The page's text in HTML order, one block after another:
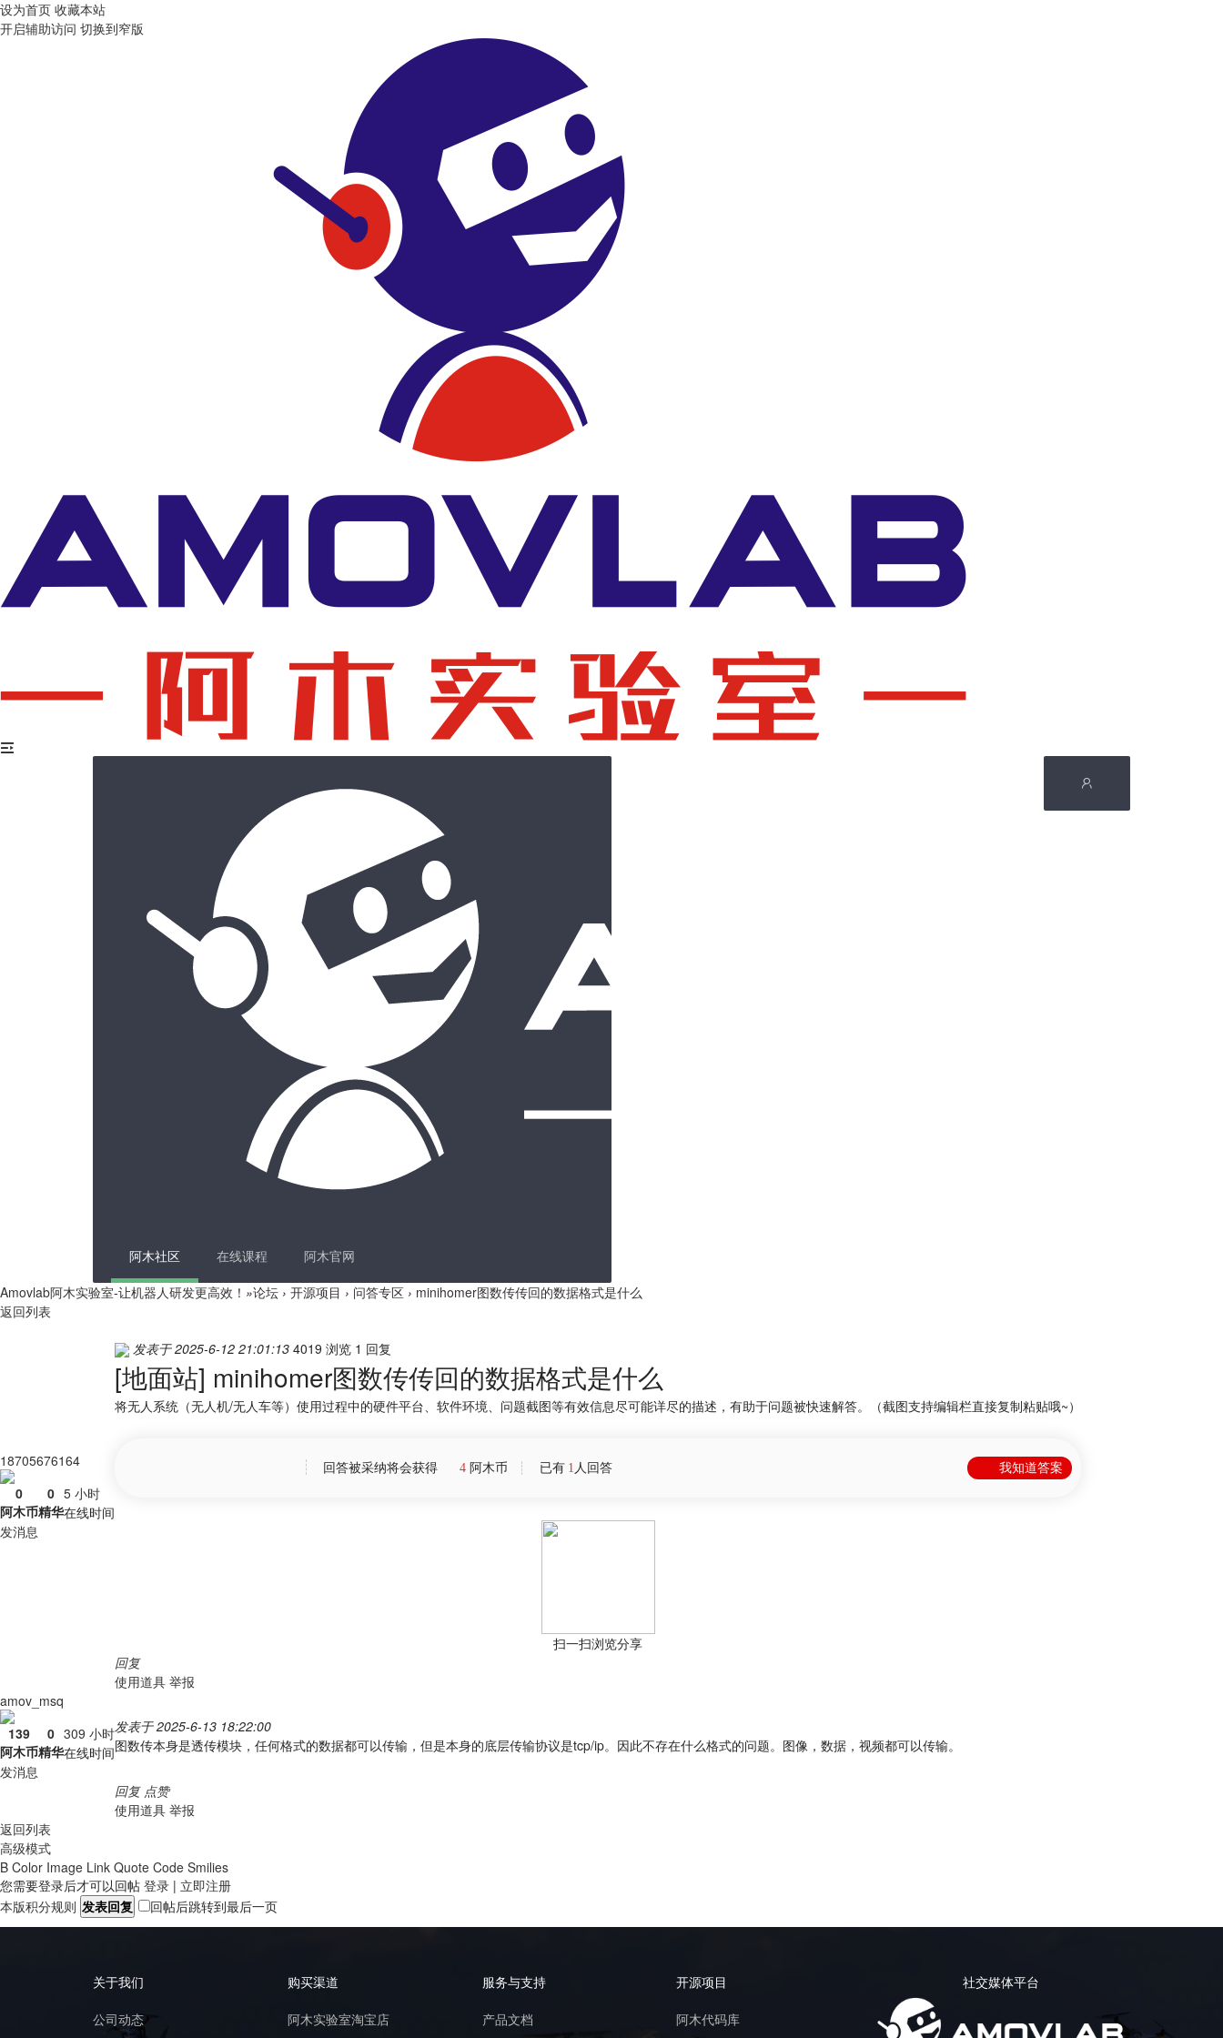
设为首页 收藏本站
开启辅助访问 切换到窄版
阿木社区 在线课程
阿木官网
Amovlab阿木实验室-让机器人研发更高效！ »论坛 › 开源项目 › 问答专区 › minihomer图数传传回的数据格式是什么
返回列表
18705676164
0
阿木币
0
精华
5 小时
在线时间
发消息
发表于 2025-6-12 21:01:13 4019 浏览 1 回复
[地面站] minihomer图数传传回的数据格式是什么
将无人系统（无人机/无人车等）使用过程中的硬件平台、软件环境、问题截图等有效信息尽可能详尽的描述，有助于问题被快速解答。（截图支持编辑栏直接复制粘贴哦~）
我知道答案
回答被采纳将会获得 4 阿木币 已有 1 人回答
扫一扫浏览分享
回复
使用道具 举报
amov_msq
139
阿木币
0
精华
309 小时
在线时间
发消息
发表于 2025-6-13 18:22:00
图数传本身是透传模块，任何格式的数据都可以传输，但是本身的底层传输协议是tcp/ip。因此不存在什么格式的问题。图像，数据，视频都可以传输。
回复 点赞
使用道具 举报
返回列表
高级模式
B Color Image Link Quote Code Smilies
您需要登录后才可以回帖 登录 | 立即注册
本版积分规则 发表回复 回帖后跳转到最后一页
关于我们
公司动态
购买渠道
阿木实验室淘宝店
服务与支持
产品文档
开源项目
阿木代码库
社交媒体平台